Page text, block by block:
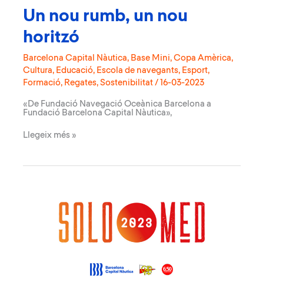
Un nou rumb, un nou
horitzó
Barcelona Capital Nàutica, Base Mini, Copa Amèrica,
Cultura, Educació, Escola de navegants, Esport,
Formació, Regates, Sostenibilitat / 16-03-2023
«De Fundació Navegació Oceànica Barcelona a
Fundació Barcelona Capital Nàutica»,
Un
un
Llegeix més »